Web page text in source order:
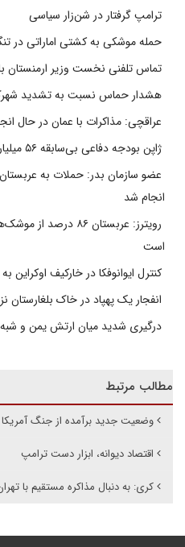
ترامپ گرفتار در شن‌زار سیاسی
حمله موشکی به کشتی اماراتی در
تماس تلفنی نخست وزیر ارمنستان
هشدار حماس نسبت به تشدید
عراقچی: مذاکرات با عمان در حال
ژاپن بودجه دفاعی بی‌سابقه ۵۶ میلیارد دلاری را در نظر دارد
عضو سازمان بدر: حملات به عربستان
انجام شد
رویترز: عربستان ۸۶
است
کنترل ایوانوفکا در خارکیف
انفجار یک پهپاد در خاک بلغارستان
درگیری شدید میان ارتش یمن و شبه
مطالب مرتبط
وضعیت جدید برآمده از جنگ آمریکا
اقتصاد دیوانه، ابزار دست ترامپ
کری: به دنبال مذاکره مستقیم با